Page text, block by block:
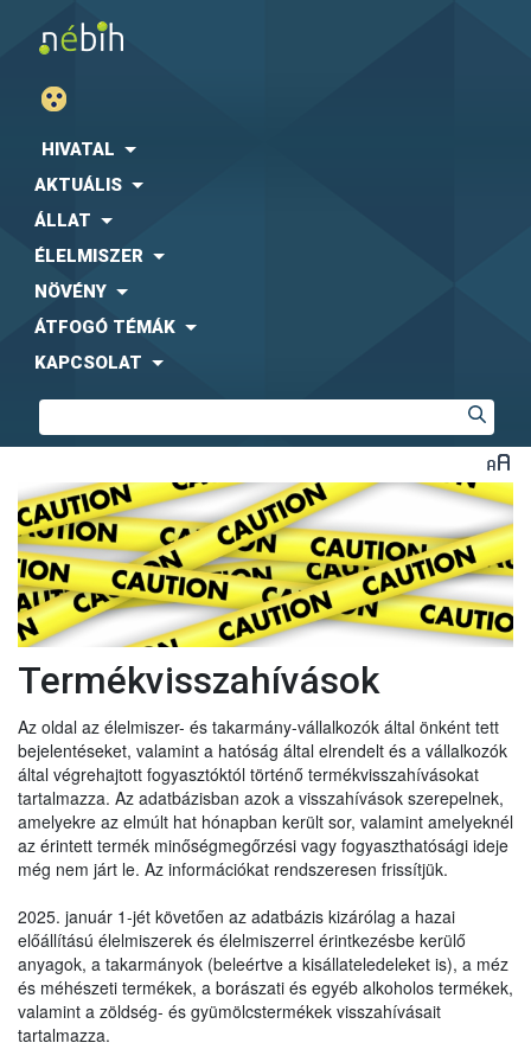
HIVATAL
AKTUÁLIS
ÁLLAT
ÉLELMISZER
NÖVÉNY
ÁTFOGÓ TÉMÁK
KAPCSOLAT
Termékvisszahívások
Az oldal az élelmiszer- és takarmány-vállalkozók által önként tett
bejelentéseket, valamint a hatóság által elrendelt és a vállalkozók
által végrehajtott fogyasztóktól történő termékvisszahívásokat
tartalmazza. Az adatbázisban azok a visszahívások szerepelnek,
amelyekre az elmúlt hat hónapban került sor, valamint amelyeknél
az érintett termék minőségmegőrzési vagy fogyaszthatósági ideje
még nem járt le. Az információkat rendszeresen frissítjük.
2025. január 1-jét követően az adatbázis kizárólag a hazai
előállítású élelmiszerek és élelmiszerrel érintkezésbe kerülő
anyagok, a takarmányok (beleértve a kisállateledeleket is), a méz
és méhészeti termékek, a borászati és egyéb alkoholos termékek,
valamint a zöldség- és gyümölcstermékek visszahívásait
tartalmazza.